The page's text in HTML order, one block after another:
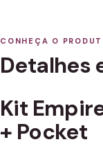
CONHEÇA O
Detalhes
Kit
+ Pocket